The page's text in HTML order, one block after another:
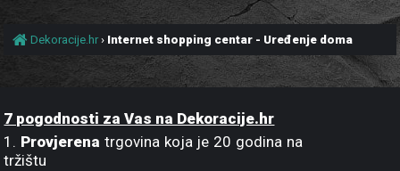
Dekoracije.hr› Internet shopping centar - Uređenje doma
7 pogodnosti za Vas na Dekoracije.hr
1. Provjerena trgovina koja je 20 godina na
tržištu